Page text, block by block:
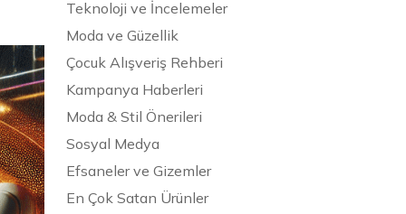
Teknoloji ve İncelemeler
Moda ve Güzellik
Çocuk Alışveriş Rehberi
Kampanya Haberleri
Moda & Stil Önerileri
Sosyal Medya
Efsaneler ve Gizemler
En Çok Satan Ürünler